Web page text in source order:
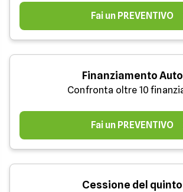
Fai un PREVENTIVO
Finanziamento Auto
Confronta oltre 10
Fai un PREVENTIVO
Cessione del quinto